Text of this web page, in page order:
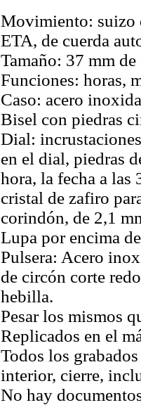
Movimiento: suizo
ETA, de cuerda
Tamaño: 37 mm
Funciones: horas,
Caso: acero
Bisel con piedras
Dial:
en el dial, piedras
hora, la fecha a las
cristal de zafiro
corindón, de 2,1
Lupa por encima
Pulsera: Acero
de circón corte
hebilla.
Pesar los mismos
Replicados en el
Todos los
interior, cierre,
No hay